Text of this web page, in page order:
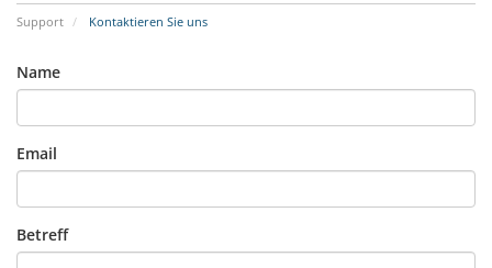
Support Kontaktieren Sie uns
Name
Email
Betreff